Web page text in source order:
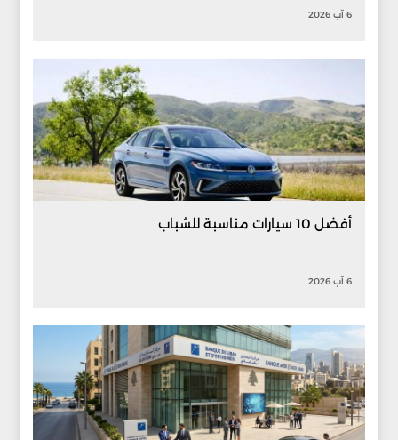
6 آب 2026
أفضل 10 سيارات مناسبة للشباب
6 آب 2026